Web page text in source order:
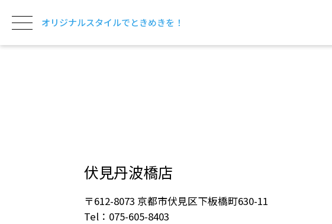
オリジナルスタイルでときめきを！
伏見丹波橋店
〒612-8073 京都市伏見区下板橋町630-11
Tel：075-605-8403